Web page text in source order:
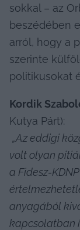
sokkal – az
beszédében
arról, hogy a
szerinte
politikusokat
Kordik
Kutya Párt):
„Az eddigi
volt olyan
a Fidesz-
anyagából
kapcsolatban